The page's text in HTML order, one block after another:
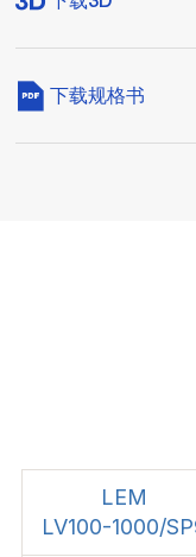
下载规格书